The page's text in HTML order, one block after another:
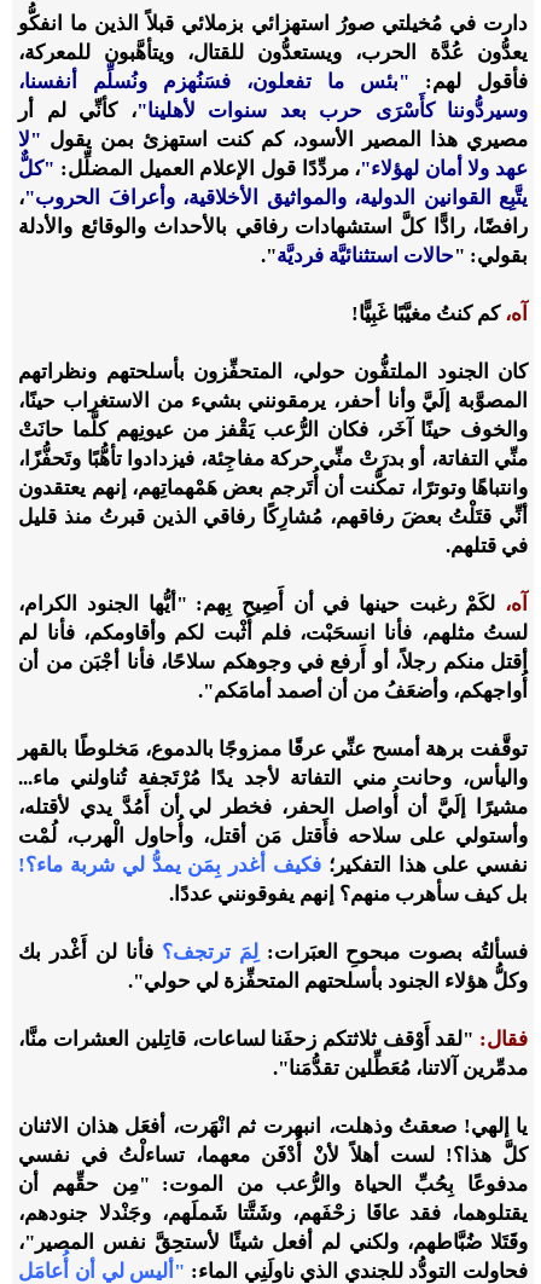
دارت في مُخيلتي صورُ استهزائي بزملائي قبلاً الذين ما انفكُّو
يعدُّون عُدَّة الحرب، ويستعدُّون للقتال، ويتأهَّبون للمعركة،
فأقول لهم: "بئس ما تفعلون، فسَنُهزم ونُسلِّم أنفسنا،
وسيردُّوننا كأَسْرَى حرب بعد سنوات لأهلينا"، كأنِّي لم أر
مصيري هذا المصير الأسود، كم كنت استهزئ بمن يقول "لا
عهد ولا أمان لهؤلاء"، مردِّدًا قول الإعلام العميل المضلِّل: "كلٌّ
يتَّبِع القوانين الدولية، والمواثيق الأخلاقية، وأعرافَ الحروب"،
رافضًا، رادًّا كلَّ استشهادات رفاقي بالأحداث والوقائع والأدلة
بقولي: "حالات استثنائيَّة فرديَّة".
آه، كم كنتُ مغيَّبًا غَبِيًّا!
كان الجنود الملتفُّون حولي، المتحفِّزون بأسلحتهم ونظراتهم
المصوَّبة إلَيَّ وأنا أحفر، يرمقونني بشيء من الاستغراب حينًا،
والخوف حينًا آخَر، فكان الرُّعب يَقْفز من عيونِهم كلَّما حانَتْ
منِّي التفاتة، أو بدرَتْ منِّي حركة مفاجِئة، فيزدادوا تأهُّبًا وتَحفُّزًا،
وانتباهًا وتوترًا، تمكَّنت أن أُتَرجم بعض هَمْهماتِهم، إنهم يعتقدون
أنِّي قتَلْتُ بعضَ رفاقهم، مُشارِكًا رفاقي الذين قبرتُ منذ قليل
في قتلهم.
آه، لكَمْ رغبت حينها في أن أَصِيح بِهم: "أيُّها الجنود الكرام،
لستُ مثلهم، فأنا انسحَبْت، فلم أَثْبت لكم وأقاومكم، فأنا لم
أقتل منكم رجلاً، أو أَرفع في وجوهكم سلاحًا، فأنا أجْبَن من أن
أُواجهكم، وأضعَفُ من أن أصمد أمامَكم".
توقَّفت برهة أمسح عنِّي عرقًا ممزوجًا بالدموع، مَخلوطًا بالقهر
واليأس، وحانت مني التفاتة لأجد يدًا مُرْتَجفة تُناولني ماء...
مشيرًا إلَيَّ أن أُواصل الحفر، فخطر لي أن أَمُدَّ يدي لأقتله،
وأستولي على سلاحه فأَقتل مَن أقتل، وأُحاول الْهرب، لُمْت
نفسي على هذا التفكير؛ فكيف أغدر بِمَن يمدُّ لي شربة ماء؟!
بل كيف سأهرب منهم؟ إنهم يفوقونني عددًا.
فسألتُه بصوت مبحوحِ العبَرات:لِمَ ترتجف؟ فأنا لن أَغْدر بك
وكلُّ هؤلاء الجنود بأسلحتهم المتحفِّزة لي حولي".
فقال: "لقد أَوْقف ثلاثتكم زحفَنا لساعات، قاتِلين العشرات منَّا،
مدمِّرين آلاتنا، مُعَطِّلين تقدُّمَنا".
يا إلهي! صعقتُ وذهلت، انبهرت ثم انْهَرت، أفعَل هذان الاثنان
كلَّ هذا؟! لست أهلاً لأنْ أُدْفَن معهما، تساءلْتُ في نفسي
مدفوعًا بِحُبِّ الحياة والرُّعب من الموت: "مِن حقِّهم أن
يقتلوهما، فقد عاقا زحْفَهم، وشَتَّتا شَملَهم، وجَنْدلا جنودهم،
وقَتَلا ضُبَّاطهم، ولكني لم أفعل شيئًا لأستحِقَّ نفس المصير"،
فحاولت التودُّد للجندي الذي ناولَنِي الماء: "أليس لي أن أُعامَل